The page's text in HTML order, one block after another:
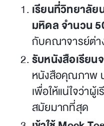
เรียนที่วิทยาลั
มหิดล จำนวน
กับคณาจารย์ต่า
รับหนังสือเรียน
หนังสือคุณภาพ น
เพื่อให้แน่ใจว่าผู้
สมัยมากที่สุด